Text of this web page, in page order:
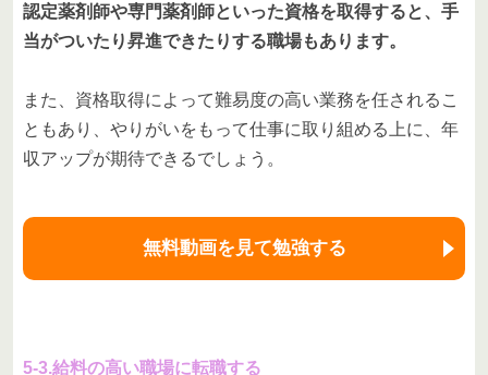
認定薬剤師や専門薬剤師といった資格を取得すると、手
当がついたり昇進できたりする職場もあります。
また、資格取得によって難易度の高い業務を任されるこ
ともあり、やりがいをもって仕事に取り組める上に、年
収アップが期待できるでしょう。
無料動画を見て勉強する
5-3.給料の高い職場に転職する